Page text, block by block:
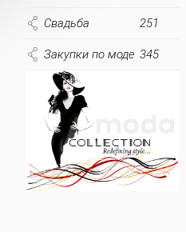
Свадьба 251
Закупки по моде 345